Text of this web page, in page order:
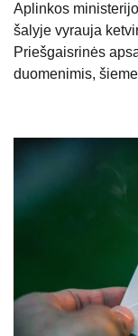
Aplinkos
šalyje vyrauja
Priešgaisrinės
duomenimis,